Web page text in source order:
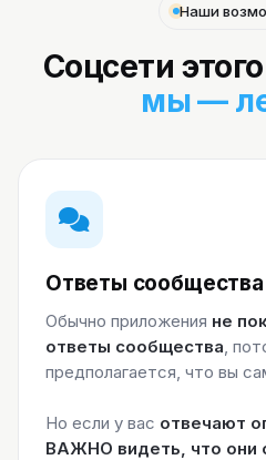
Наши
Соцсети
мы —
Ответы сообщества
Обычно приложения не
ответы сообщества ,
предполагается, что вы
Но если у вас отвечают
ВАЖНО видеть, что они